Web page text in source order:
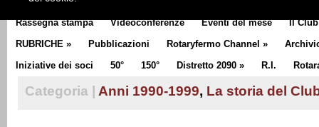
Rassegna stampa Videoconferenze Eventi del mese Il Club
RUBRICHE » Pubblicazioni Rotaryfermo Channel »
Iniziative dei soci
50° 150° Distretto 2090 » R.I.
Categoria | Anni 1990-1999, La storia del